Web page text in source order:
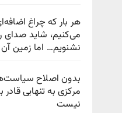
هر بار که چراغ
می‌کنیم، شاید صدای
نشنویم… اما زمین
بدون اصلاح
مرکزی به تنهایی قادر
نیست